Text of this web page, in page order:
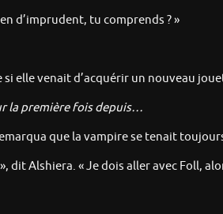
d’imprudent, tu comprends ? »
elle venait d’acquérir un nouveau
la première fois depuis…
que la vampire se tenait
dit Alshiera. « Je dois aller avec Foll,